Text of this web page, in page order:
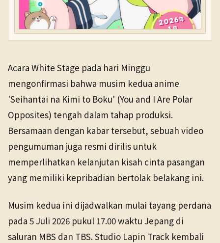
Acara White Stage pada hari Minggu
mengonfirmasi bahwa musim kedua anime
'Seihantai na Kimi to Boku' (You and I Are Polar
Opposites) tengah dalam tahap produksi.
Bersamaan dengan kabar tersebut, sebuah video
pengumuman juga resmi dirilis untuk
memperlihatkan kelanjutan kisah cinta pasangan
yang memiliki kepribadian bertolak belakang ini.
Musim kedua ini dijadwalkan mulai tayang perdana
pada 5 Juli 2026 pukul 17.00 waktu Jepang di
saluran MBS dan TBS. Studio Lapin Track kembali